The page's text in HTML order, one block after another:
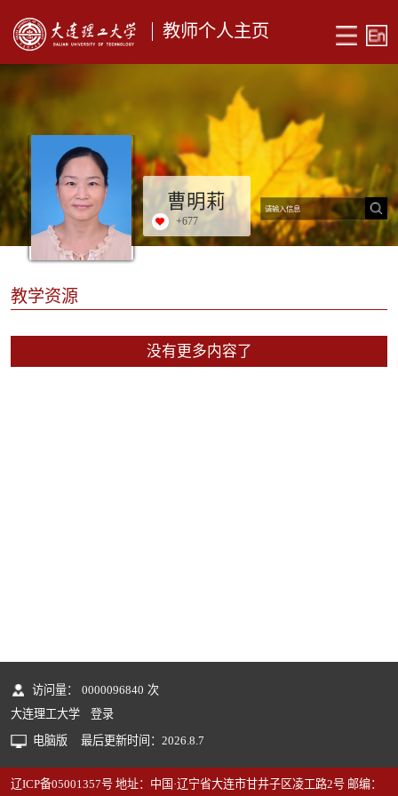
教师个人主页
曹明莉
+677
教学资源
没有更多内容了
访问量： 0000096840 次
大连理工大学
登录
电脑版
最后更新时间： 2026 8 7
辽ICP备05001357号 地址：中国·辽宁省大连市甘井子区凌工路2号 邮编：